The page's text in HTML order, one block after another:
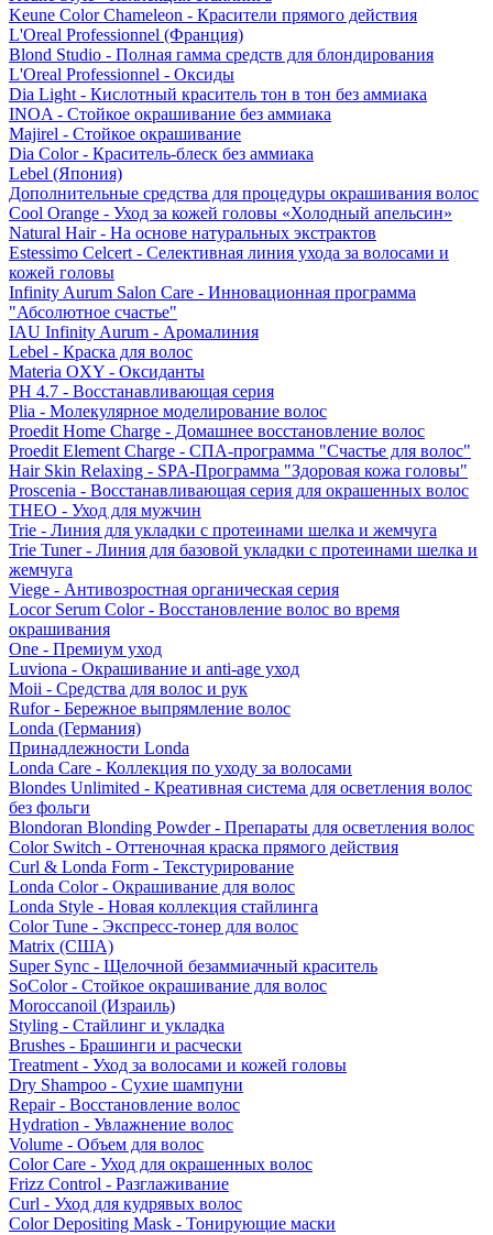
Keune Color Chameleon - Красители прямого действия
L'Oreal Professionnel (Франция)
Blond Studio - Полная гамма средств для блондирования
L'Oreal Professionnel - Оксиды
Dia Light - Кислотный краситель тон в тон без аммиака
INOA - Стойкое окрашивание без аммиака
Majirel - Стойкое окрашивание
Dia Color - Краситель-блеск без аммиака
Lebel (Япония)
Дополнительные средства для процедуры окрашивания волос
Cool Orange - Уход за кожей головы «Холодный апельсин»
Natural Hair - На основе натуральных экстрактов
Estessimo Celcert - Селективная линия ухода за волосами и
кожей головы
Infinity Aurum Salon Care - Инновационная программа
"Абсолютное счастье"
IAU Infinity Aurum - Аромалиния
Lebel - Краска для волос
Materia OXY - Оксиданты
PH 4.7 - Восстанавливающая серия
Plia - Молекулярное моделирование волос
Proedit Home Charge - Домашнее восстановление волос
Proedit Element Charge - СПА-программа "Счастье для волос"
Hair Skin Relaxing - SPA-Программа "Здоровая кожа головы"
Proscenia - Восстанавливающая серия для окрашенных волос
THEO - Уход для мужчин
Trie - Линия для укладки с протеинами шелка и жемчуга
Trie Tuner - Линия для базовой укладки с протеинами шелка и
жемчуга
Viege - Антивозростная органическая серия
Locor Serum Color - Восстановление волос во время
окрашивания
One - Премиум уход
Luviona - Окрашивание и anti-age уход
Moii - Средства для волос и рук
Rufor - Бережное выпрямление волос
Londa (Германия)
Принадлежности Londa
Londa Care - Коллекция по уходу за волосами
Blondes Unlimited - Креативная система для осветления волос
без фольги
Blondoran Blonding Powder - Препараты для осветления волос
Color Switch - Оттеночная краска прямого действия
Curl & Londa Form - Текстурирование
Londa Color - Окрашивание для волос
Londa Style - Новая коллекция стайлинга
Color Tune - Экспресс-тонер для волос
Matrix (США)
Super Sync - Щелочной безаммиачный краситель
SoColor - Стойкое окрашивание для волос
Moroccanoil (Израиль)
Styling - Стайлинг и укладка
Brushes - Брашинги и расчески
Treatment - Уход за волосами и кожей головы
Dry Shampoo - Сухие шампуни
Repair - Восстановление волос
Hydration - Увлажнение волос
Volume - Объем для волос
Color Care - Уход для окрашенных волос
Frizz Control - Разглаживание
Curl - Уход для кудрявых волос
Color Depositing Mask - Тонирующие маски